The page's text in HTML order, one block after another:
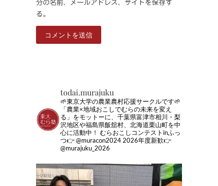
分の名前、メールアドレス、サイトを保存す
る。
todai.murajuku
🌱東京大学の農業農村応援サークルです🌱
「農業×地域おこしでむらの未来を変え
る」をモットーに、千葉県富津市相川・梨
沢地区や福島県飯舘村、北海道栗山町を中
心に活動中！ むらおこしコンテストinふっ
つ👉 @muracon2024 2026年度新歓👉
@murajuku_2026